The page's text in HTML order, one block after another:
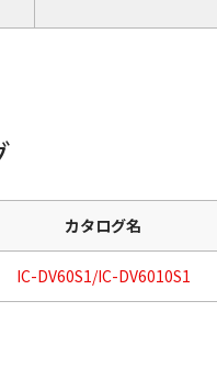
カタログ名
IC-DV60S1/IC-DV6010S1